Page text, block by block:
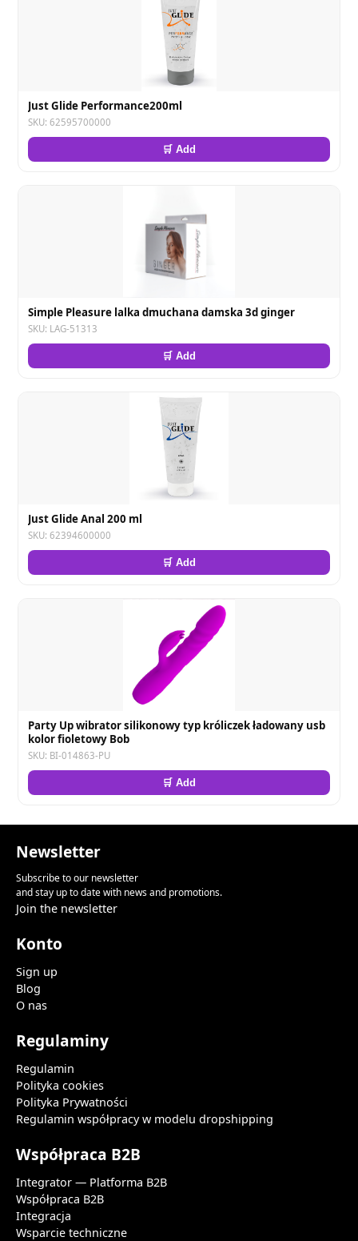
Just Glide Performance200ml
SKU: 62595700000
🛒 Add
Simple Pleasure lalka dmuchana damska 3d ginger
SKU: LAG-51313
🛒 Add
Just Glide Anal 200 ml
SKU: 62394600000
🛒 Add
Party Up wibrator silikonowy typ króliczek ładowany usb
kolor fioletowy Bob
SKU: BI-014863-PU
🛒 Add
Newsletter
Subscribe to our newsletter
and stay up to date with news and promotions.
Join the newsletter
Konto
Sign up
Blog
O nas
Regulaminy
Regulamin
Polityka cookies
Polityka Prywatności
Regulamin współpracy w modelu dropshipping
Współpraca B2B
Integrator — Platforma B2B
Współpraca B2B
Integracja
Wsparcie techniczne